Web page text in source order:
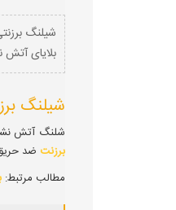
شیلنگ
بلایای آتش
شیلنگ
شلنگ آتش
برزنت ضد
مطالب مرتبط: